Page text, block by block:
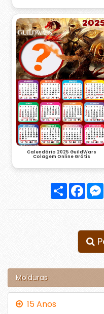
Calendário 2025 GuildWars
Colagem Online Grátis
Molduras
15 Anos